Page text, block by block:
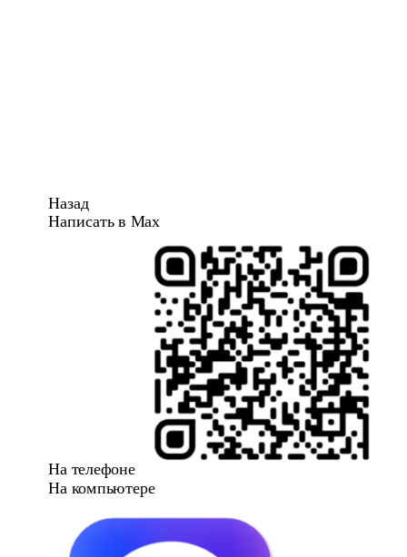
Назад
Написать в Max
На телефоне
На компьютере